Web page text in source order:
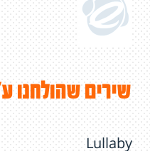
שירים שהולחנו
Lullaby